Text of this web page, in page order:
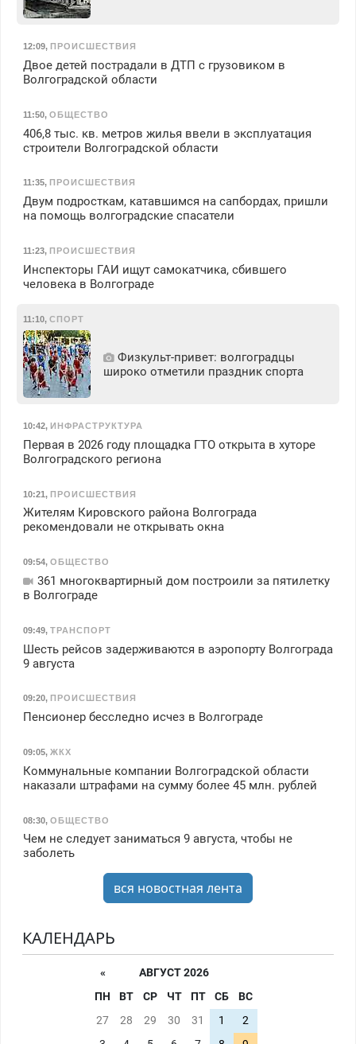
12:09, ПРОИСШЕСТВИЯ
Двое детей пострадали в ДТП с грузовиком в
Волгоградской области
11:50, ОБЩЕСТВО
406,8 тыс. кв. метров жилья ввели в эксплуатация
строители Волгоградской области
11:35, ПРОИСШЕСТВИЯ
Двум подросткам, катавшимся на сапбордах, пришли
на помощь волгоградские спасатели
11:23, ПРОИСШЕСТВИЯ
Инспекторы ГАИ ищут самокатчика, сбившего
человека в Волгограде
11:10, СПОРТ
Физкульт‑привет: волгоградцы
широко отметили праздник спорта
10:42, ИНФРАСТРУКТУРА
Первая в 2026 году площадка ГТО открыта в хуторе
Волгоградского региона
10:21, ПРОИСШЕСТВИЯ
Жителям Кировского района Волгограда
рекомендовали не открывать окна
09:54, ОБЩЕСТВО
361 многоквартирный дом построили за пятилетку
в Волгограде
09:49, ТРАНСПОРТ
Шесть рейсов задерживаются в аэропорту Волгограда
9 августа
09:20, ПРОИСШЕСТВИЯ
Пенсионер бесследно исчез в Волгограде
09:05, ЖКХ
Коммунальные компании Волгоградской области
наказали штрафами на сумму более 45 млн. рублей
08:30, ОБЩЕСТВО
Чем не следует заниматься 9 августа, чтобы не
заболеть
вся новостная лента
КАЛЕНДАРЬ
«
АВГУСТ 2026
ПН
ВТ СР ЧТ ПТ СБ
ВС
27
28 29 30 31 1
2